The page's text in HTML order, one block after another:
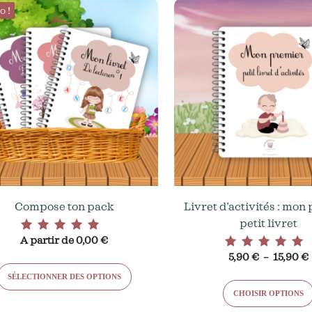
!
Compose ton pack
Note
sur 5
A partir de0,00€
SÉLECTIONNER DES OPTIONS
Livret d’activités : mon
petit livret
Note
sur 5
5,90€ – 15,90€
CHOISIR OPTIONS
Ce
a
Les
options
peuvent
être
sur
page
du
produit